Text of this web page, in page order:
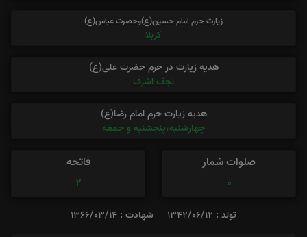
زیارت حرم امام حسین(ع)وحضرت عباس(ع)
کربلا
هدیه زیارت در حرم حضرت علی(ع)
نجف اشرف
هدیه زیارت حرم امام رضا(ع)
چهارشنبه،پنجشنبه و جمعه
صلوات شمار
0
فاتحه
2
تولد : 1342/06/12 شهادت : 1366/03/14